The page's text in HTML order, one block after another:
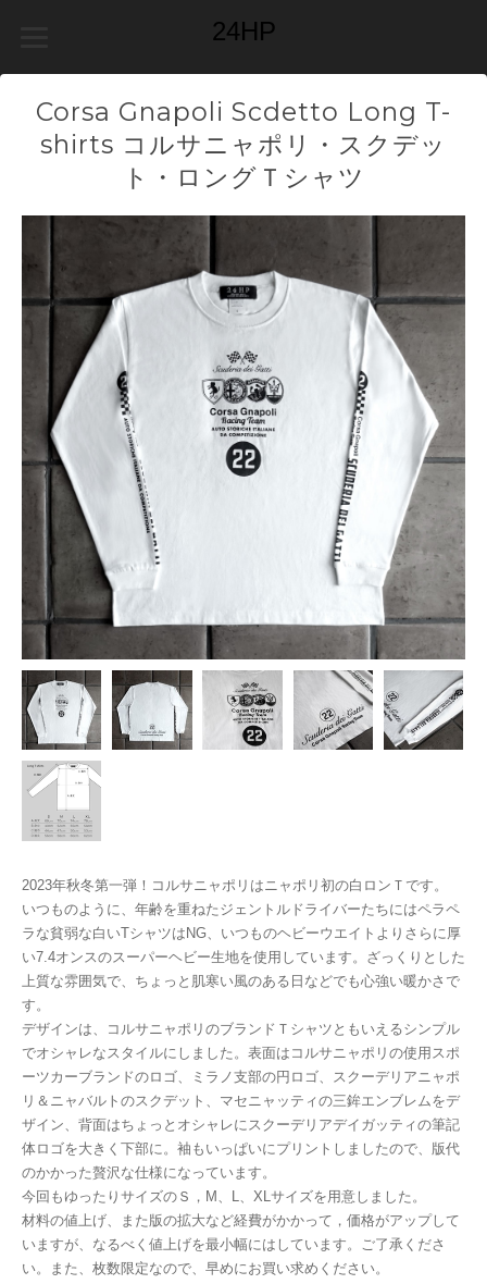
24HP
Corsa Gnapoli Scdetto Long T-
shirts コルサニャポリ・スクデッ
ト・ロングＴシャツ
2023年秋冬第一弾！コルサニャポリはニャポリ初の白ロンＴです。
いつものように、年齢を重ねたジェントルドライバーたちにはペラペ
ラな貧弱な白いTシャツはNG、いつものヘビーウエイトよりさらに厚
い7.4オンスのスーパーヘビー生地を使用しています。ざっくりとした
上質な雰囲気で、ちょっと肌寒い風のある日などでも心強い暖かさで
す。
デザインは、コルサニャポリのブランドＴシャツともいえるシンプル
でオシャレなスタイルにしました。表面はコルサニャポリの使用スポ
ーツカーブランドのロゴ、ミラノ支部の円ロゴ、スクーデリアニャポ
リ＆ニャバルトのスクデット、マセニャッティの三鉾エンブレムをデ
ザイン、背面はちょっとオシャレにスクーデリアデイガッティの筆記
体ロゴを大きく下部に。袖もいっぱいにプリントしましたので、版代
のかかった贅沢な仕様になっています。
今回もゆったりサイズのＳ，M、L、XLサイズを用意しました。
材料の値上げ、また版の拡大など経費がかかって，価格がアップして
いますが、なるべく値上げを最小幅にはしています。ご了承くださ
い。また、枚数限定なので、早めにお買い求めください。